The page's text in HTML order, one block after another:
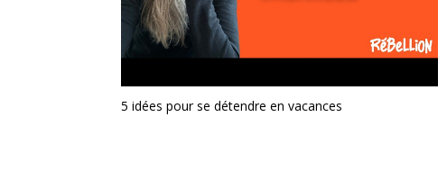
5 idées pour se détendre en vacances